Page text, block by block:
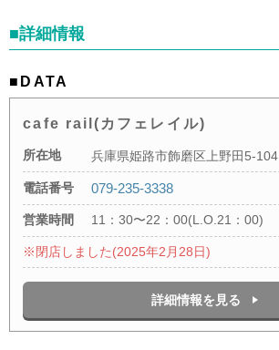
■詳細情報
■DATA
cafe rail(カフェレイル)
所在地 兵庫県姫路市飾磨区上野田5-104
電話番号 079-235-3338
営業時間 11：30〜22：00(L.O.21：00)
※閉店しました(2025年2月28日)
詳細情報を見る